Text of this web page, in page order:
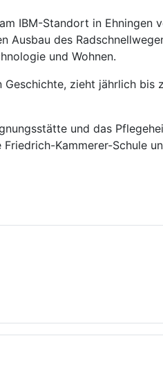
IBM-Standort in Ehningen
Ausbau des
und Wohnen.
zieht jährlich bis
und das
Kammerer-Schule